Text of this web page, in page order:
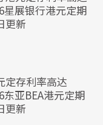
星展银行港元定期
更新
定存利率高达
东亚BEA港元定期
更新